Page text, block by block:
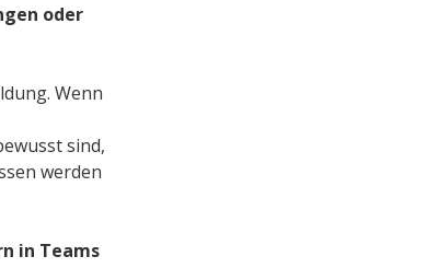
oder
Wenn
sind,
werden
in Teams